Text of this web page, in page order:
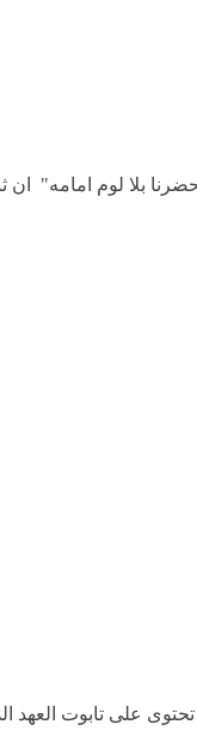
بلا لوم امامه"
ان
على تابوت العهد